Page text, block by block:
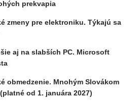
prekvapia
zmeny pre elektroniku. Týkajú sa
aj na slabších PC. Microsoft
obmedzenie. Mnohým Slovákom
od 1. januára 2027)